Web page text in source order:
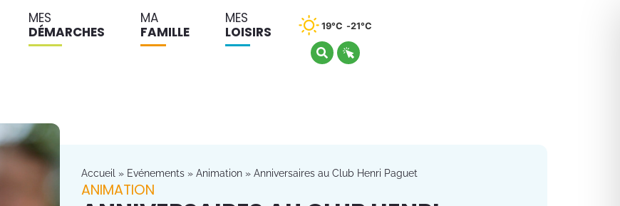
MES
DÉMARCHES
MA
FAMILLE
MES
LOISIRS
19°C 21°C
Accueil » Evénements » Animation » Anniversaires au Club Henri Paguet
ANIMATION